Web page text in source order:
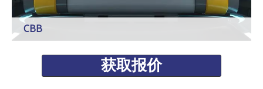
CBB
技股份有限公司的子公司。公司位于中国卫浴配件之乡南
安。数控智能自动化表面处理设备、机器人智能表面处理机
组的研发与智能制造。
获取报价